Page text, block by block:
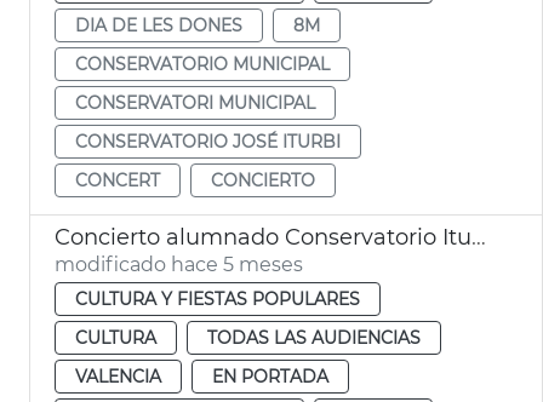
DIA DE LES DONES
8M
CONSERVATORIO MUNICIPAL
CONSERVATORI MUNICIPAL
CONSERVATORIO JOSÉ ITURBI
CONCERT
CONCIERTO
Concierto alumnado Conservatorio Iturbi en el Palau de la Música de València
modificado hace 5 meses
CULTURA Y FIESTAS POPULARES
CULTURA
TODAS LAS AUDIENCIAS
VALENCIA
EN PORTADA